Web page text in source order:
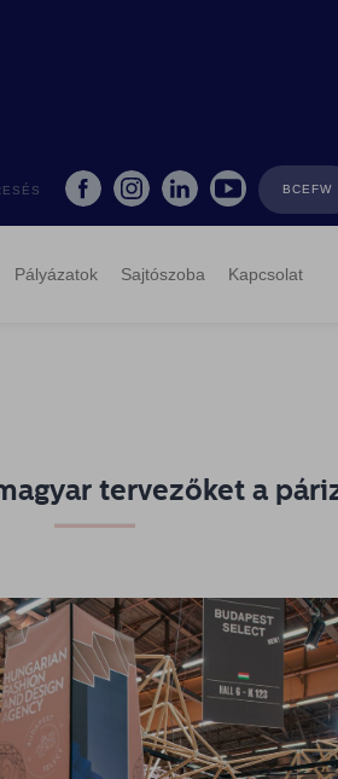
BCEFW
Pályázatok Sajtószoba Kapcsolat
tervezőket a